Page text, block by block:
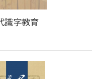
識字教育